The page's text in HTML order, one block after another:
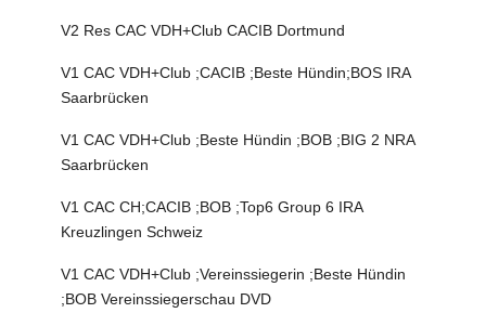
V2 Res CAC VDH+Club CACIB Dortmund
V1 CAC VDH+Club ;CACIB ;Beste Hündin;BOS IRA
Saarbrücken
V1 CAC VDH+Club ;Beste Hündin ;BOB ;BIG 2 NRA
Saarbrücken
V1 CAC CH;CACIB ;BOB ;Top6 Group 6 IRA
Kreuzlingen Schweiz
V1 CAC VDH+Club ;Vereinssiegerin ;Beste Hündin
;BOB Vereinssiegerschau DVD